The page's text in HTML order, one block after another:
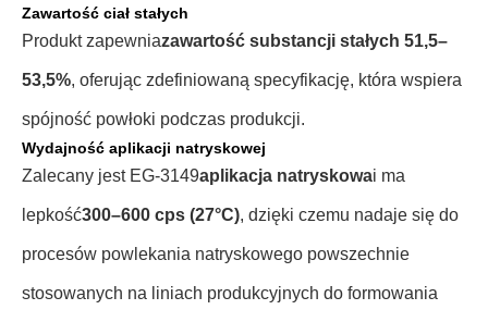
Zawartość ciał stałych
Produkt zapewniazawartość substancji stałych 51,5–
53,5%, oferując zdefiniowaną specyfikację, która wspiera
spójność powłoki podczas produkcji.
Wydajność aplikacji natryskowej
Zalecany jest EG-3149aplikacja natryskowai ma
lepkość300–600 cps (27°C), dzięki czemu nadaje się do
procesów powlekania natryskowego powszechnie
stosowanych na liniach produkcyjnych do formowania